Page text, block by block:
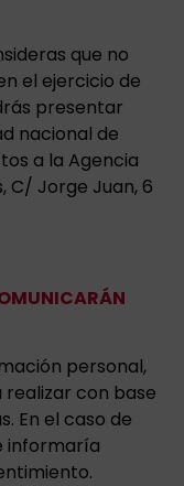
que no
el ejercicio de
presentar
nacional de
a la Agencia
C/ Jorge Juan, 6
personal,
realizar con base
En el caso de
informaría